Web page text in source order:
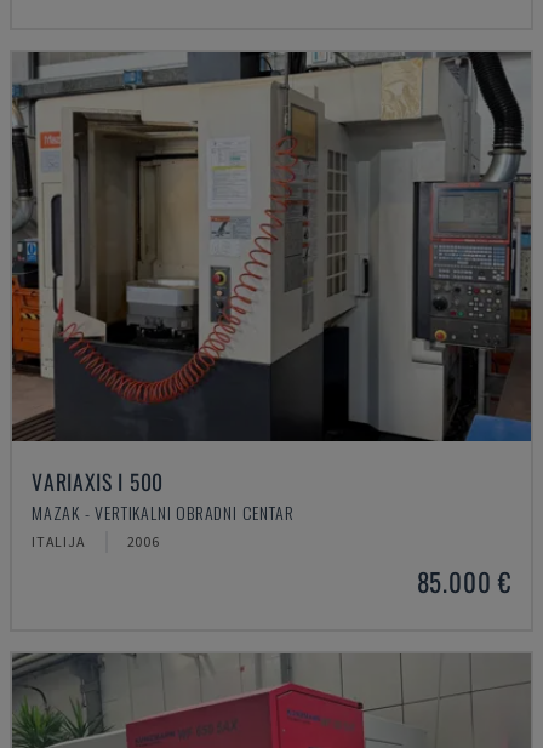
VARIAXIS I 500
MAZAK - VERTIKALNI OBRADNI CENTAR
ITALIJA 2006
85.000 €